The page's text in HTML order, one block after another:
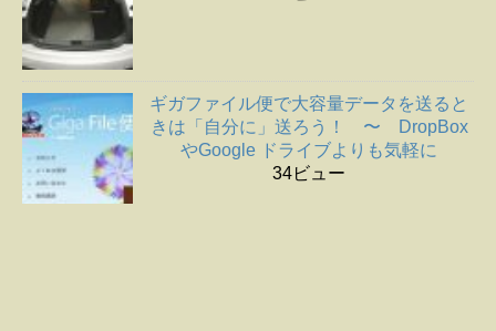
ギガファイル便で大容量データを送ると
きは「自分に」送ろう！ 〜 DropBox
やGoogle ドライブよりも気軽に
34ビュー